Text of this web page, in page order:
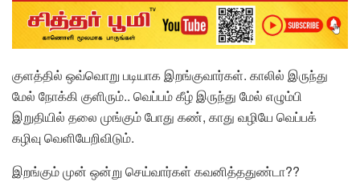
குளத்தில் ஒவ்வொறு படியாக இறங்குவார்கள். காலில் இருந்து
மேல் நோக்கி குளிரும்.. வெப்பம் கீழ் இருந்து மேல் எழும்பி
இறுதியில் தலை முங்கும் போது கண், காது வழியே வெப்பக்
கழிவு வெளியேறிவிடும்.
இறங்கும் முன் ஒன்று செய்வார்கள் கவனித்ததுண்டா??